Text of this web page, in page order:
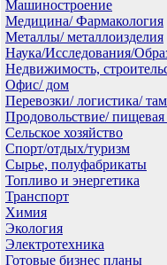
Машиностроение
Медицина/ Фармакология
Металлы/ металлоизделия
Наука/Исследования/
Недвижимость,
Офис/ дом
Перевозки/ логистика/
Продовольствие/
Сельское хозяйство
Спорт/отдых/туризм
Сырье, полуфабрикаты
Топливо и энергетика
Транспорт
Химия
Экология
Электротехника
Готовые бизнес планы